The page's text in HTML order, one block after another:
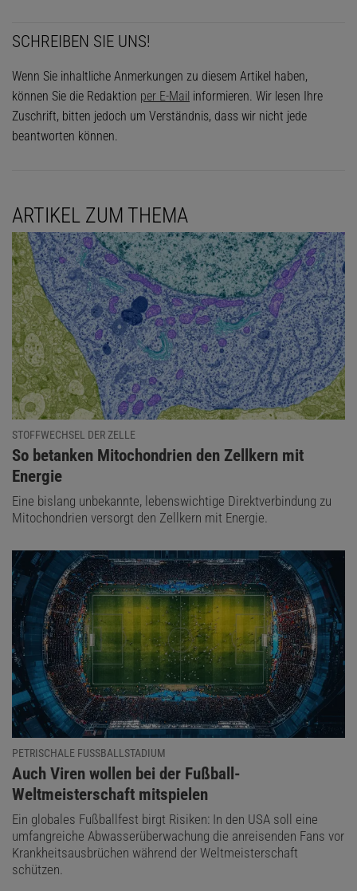
SCHREIBEN SIE UNS!
Wenn Sie inhaltliche Anmerkungen zu diesem Artikel haben,
können Sie die Redaktion per E-Mail informieren. Wir lesen Ihre
Zuschrift, bitten jedoch um Verständnis, dass wir nicht jede
beantworten können.
ARTIKEL ZUM THEMA
STOFFWECHSEL DER ZELLE
:
So betanken Mitochondrien den Zellkern mit
Energie
Eine bislang unbekannte, lebenswichtige Direktverbindung zu
Mitochondrien versorgt den Zellkern mit Energie.
PETRISCHALE FUSSBALLSTADIUM
:
Auch Viren wollen bei der Fußball-
Weltmeisterschaft mitspielen
Ein globales Fußballfest birgt Risiken: In den USA soll eine
umfangreiche Abwasserüberwachung die anreisenden Fans vor
Krankheitsausbrüchen während der Weltmeisterschaft
schützen.